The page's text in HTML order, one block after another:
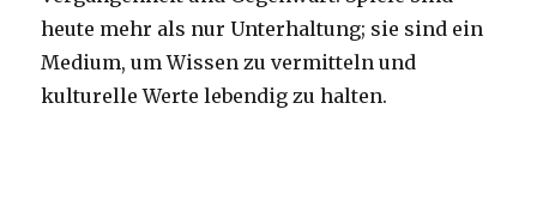
heute mehr als nur Unterhaltung; sie sind ein
Medium, um Wissen zu vermitteln und
kulturelle Werte lebendig zu halten.